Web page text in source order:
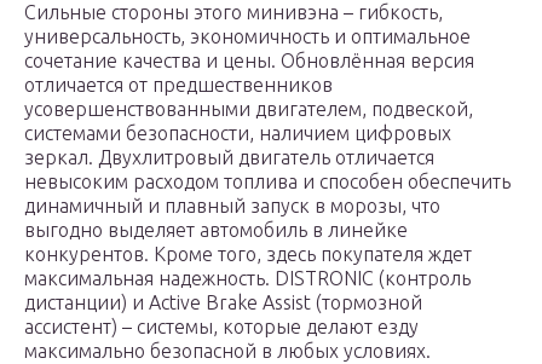
Сильные стороны этого минивэна – гибкость,
универсальность, экономичность и оптимальное
сочетание качества и цены. Обновлённая версия
отличается от предшественников
усовершенствованными двигателем, подвеской,
системами безопасности, наличием цифровых
зеркал. Двухлитровый двигатель отличается
невысоким расходом топлива и способен обеспечить
динамичный и плавный запуск в морозы, что
выгодно выделяет автомобиль в линейке
конкурентов. Кроме того, здесь покупателя ждет
максимальная надежность. DISTRONIC (контроль
дистанции) и Active Brake Assist (тормозной
ассистент) – системы, которые делают езду
максимально безопасной в любых условиях.